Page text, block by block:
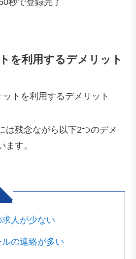
秒で登録完了
を利用するデメリット
は残念ながら以下2つのデメ
ます。
人が少ない
の連絡が多い